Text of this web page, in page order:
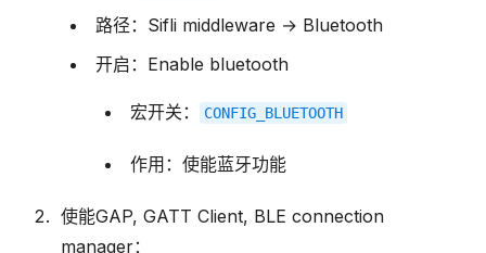
路径：Sifli middleware → Bluetooth
开启：Enable bluetooth
宏开关： CONFIG_BLUETOOTH
作用：使能蓝牙功能
使能GAP, GATT Client, BLE connection
manager：